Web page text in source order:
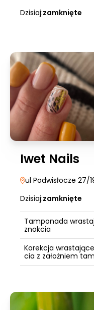
Dzisiaj:zamknięte
Iwet Nails
ul Podwisłocze 27/
Dzisiaj:zamknięte
Tamponada
znokcia
Korekcja
cia z założniem